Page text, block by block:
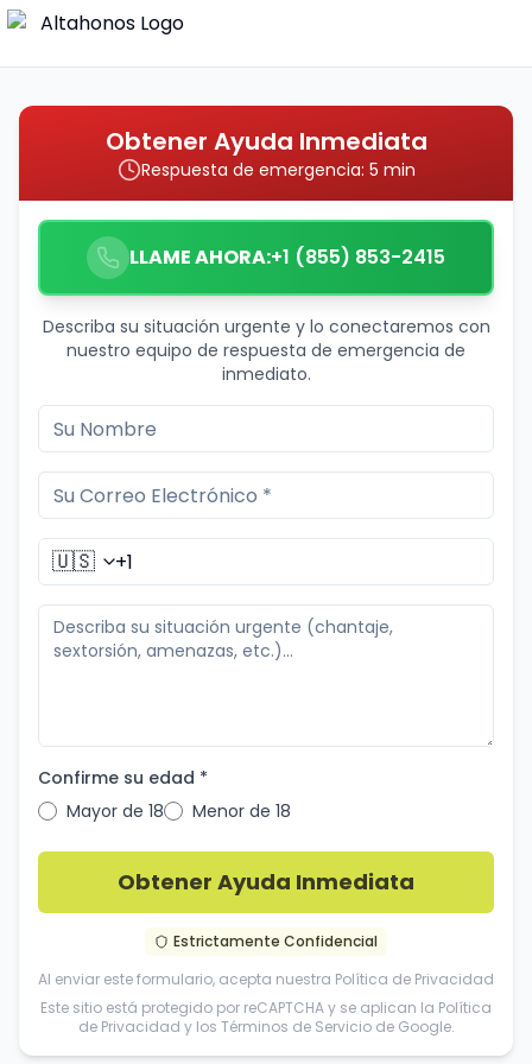
Obtener Ayuda Inmediata
Respuesta de emergencia: 5 min
LLAME AHORA:+1 (855) 853-2415
Describa su situación urgente y lo conectaremos con
nuestro equipo de respuesta de emergencia de
inmediato.
🇺🇸
Confirme su edad *
Mayor de 18
Menor de 18
Obtener Ayuda Inmediata
Estrictamente Confidencial
Al enviar este formulario, acepta nuestra Política de Privacidad
Este sitio está protegido por reCAPTCHA y se aplican la Política
de Privacidad y los Términos de Servicio de Google.